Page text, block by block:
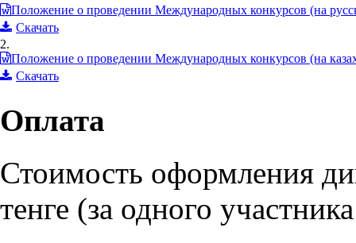
Положение о проведении Международных конкурсов (на
Скачать
2.
Положение о проведении Международных конкурсов (на
Скачать
Оплата
Стоимость оформления
тенге (за одного